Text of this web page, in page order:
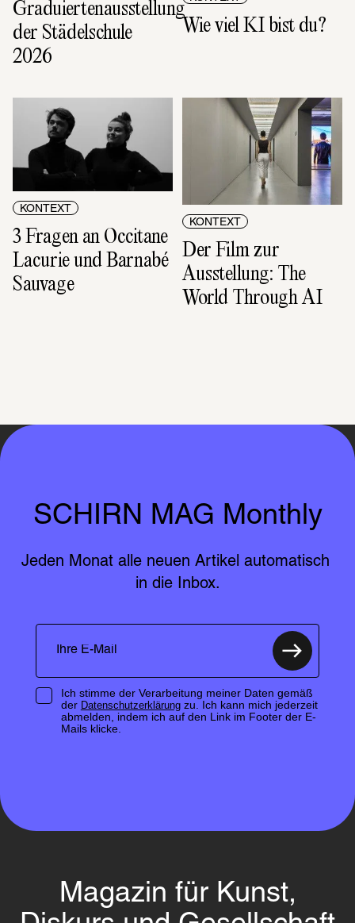
Graduiertenausstellung
der Städelschule
2026
Wie viel KI bist du?
KONTEXT
3 Fragen an Occitane
Lacurie und Barnabé
Sauvage
KONTEXT
Der Film zur
Ausstellung: The
World Through AI
SCHIRN MAG Monthly
Jeden Monat alle neuen Artikel automatisch
in die Inbox.
Ich stimme der Verarbeitung meiner Daten gemäß
der Datenschutzerklärungzu. Ich kann mich jederzeit
abmelden, indem ich auf den Link im Footer der E-
Mails klicke.
Magazin für Kunst,